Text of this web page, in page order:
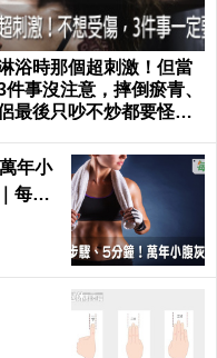
浴時那個超刺激！但當
件事沒注意，摔倒瘀青、
最後只吵不炒都要怪自
年小
每日